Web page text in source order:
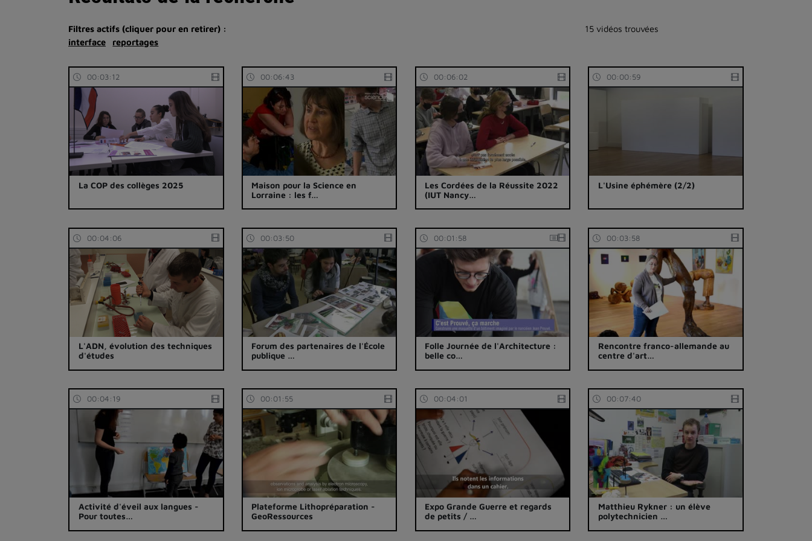
Filtres actifs (cliquer pour en retirer) :
interface
reportages
15 vidéos trouvées
00:03:12
La COP des collèges 2025
00:06:43
Maison pour la Science en
Lorraine : les f…
00:06:02
Les Cordées de la Réussite 2022
(IUT Nancy…
00:00:59
L'Usine éphémère (2/2)
00:04:06
L'ADN, évolution des techniques
d'études
00:03:50
Forum des partenaires de l'École
publique …
00:01:58
Folle Journée de l'Architecture :
belle co…
00:03:58
Rencontre franco-allemande au
centre d'art…
00:04:19
Activité d'éveil aux langues -
Pour toutes…
00:01:55
Plateforme Lithopréparation -
GeoRessources
00:04:01
Expo Grande Guerre et regards
de petits / …
00:07:40
Matthieu Rykner : un élève
polytechnicien …